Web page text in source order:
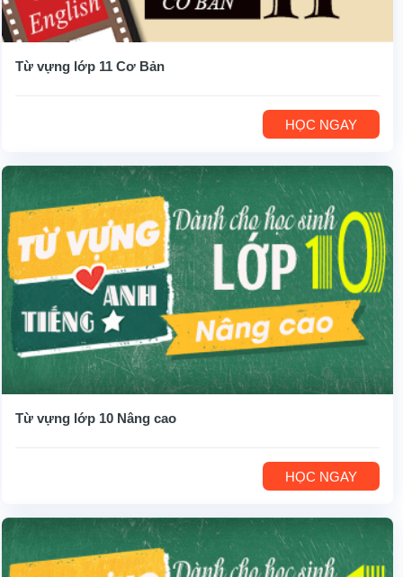
Từ vựng lớp 11 Cơ Bản
HỌC NGAY
Từ vựng lớp 10 Nâng cao
HỌC NGAY